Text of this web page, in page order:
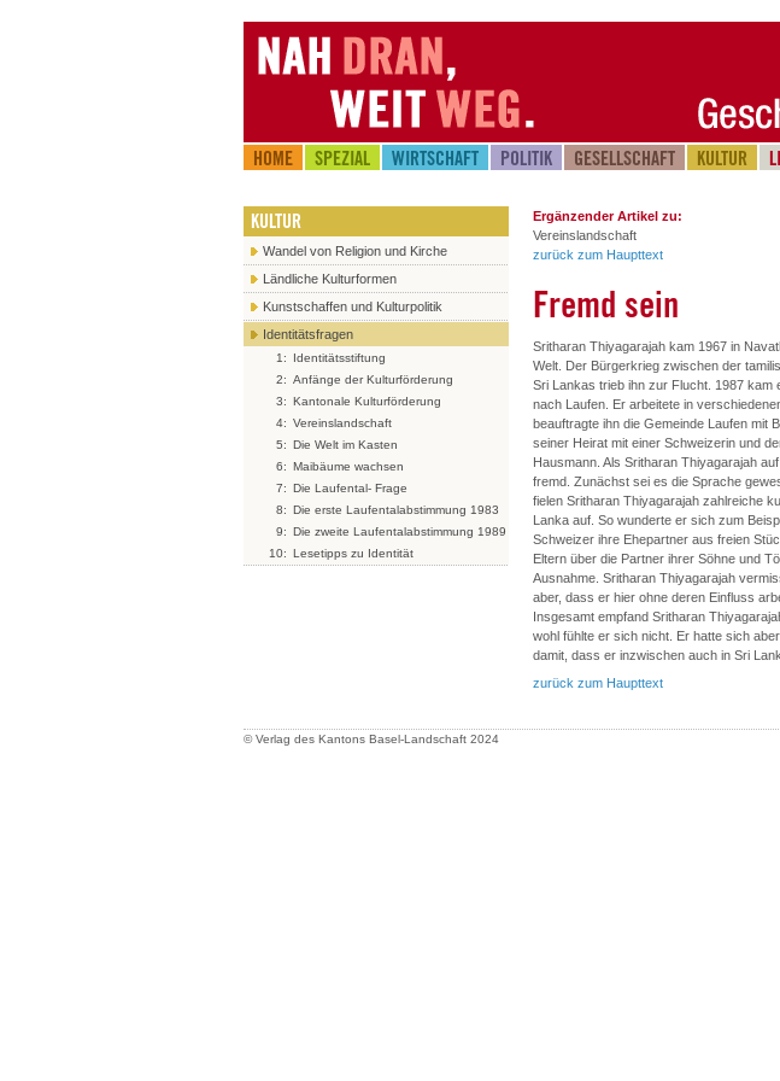
HOME SPEZIAL WIRTSCHAFT POLITIK GESELLSCHAFT KULTUR
KULTUR
Wandel von Religion und Kirche
Ländliche Kulturformen
Kunstschaffen und Kulturpolitik
Identitätsfragen
1:
Identitätsstiftung
2: Anfänge der Kulturförderung
3: Kantonale Kulturförderung
4: Vereinslandschaft
5: Die Welt im Kasten
6: Maibäume wachsen
7: Die Laufental- Frage
8: Die erste Laufentalabstimmung 1983
9: Die zweite Laufentalabstimmung 1989
10: Lesetipps zu Identität
Ergänzender Artikel zu:
Vereinslandschaft
zurück zum Haupttext
Fremd sein
Sritharan Thiyagarajah kam 1967 in
Welt. Der Bürgerkrieg zwischen der
Sri Lankas trieb ihn zur Flucht. 1987 kam
nach Laufen. Er arbeitete in
beauftragte ihn die Gemeinde Laufen mit
seiner Heirat mit einer Schweizerin und
Hausmann. Als Sritharan Thiyagarajah
fremd. Zunächst sei es die Sprache
fielen Sritharan Thiyagarajah zahlreiche
Lanka auf. So wunderte er sich zum
Schweizer ihre Ehepartner aus freien
Eltern über die Partner ihrer Söhne und
Ausnahme. Sritharan Thiyagarajah
aber, dass er hier ohne deren Einfluss
Insgesamt empfand Sritharan
wohl fühlte er sich nicht. Er hatte sich
damit, dass er inzwischen auch in Sri
zurück zum Haupttext
© Verlag des Kantons Basel-Landschaft 2024